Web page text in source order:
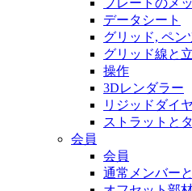
プレートのメ
データシート
グリッド, ペ
グリッド線と
操作
3Dレンダラー
リジッドダイ
ストラットと
会員
会員
通常メンバー